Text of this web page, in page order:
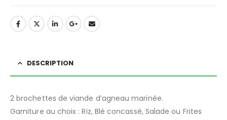
DESCRIPTION
2 brochettes de viande d’agneau marinée.
Garniture au choix : Riz, Blé concassé, Salade ou Frites